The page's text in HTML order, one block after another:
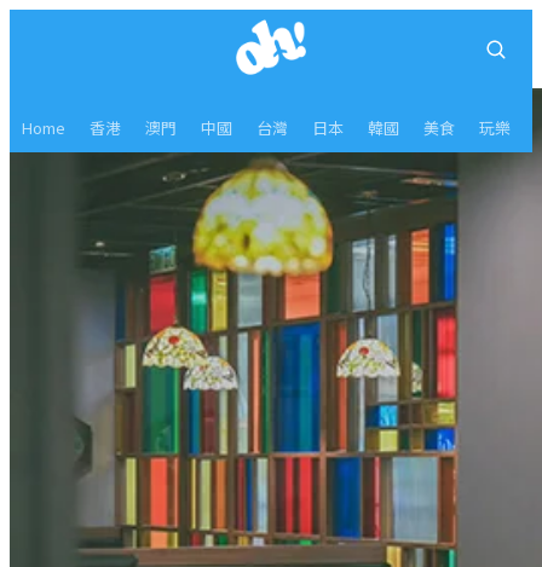
Home 香港 澳門 中國 台灣 日本 韓國 美食 玩樂